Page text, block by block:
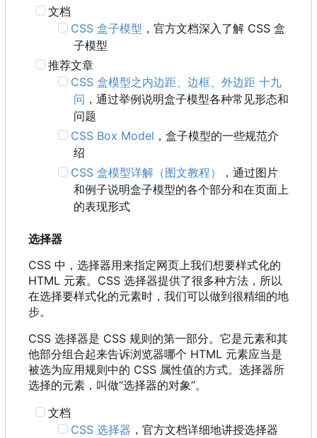
文档
CSS 盒子模型 ，官方文档深入了解 CSS 盒
子模型
推荐文章
CSS 盒模型之内边距、边框、外边距 十九
问 ，通过举例说明盒子模型各种常见形态和
问题
CSS Box Model ，盒子模型的一些规范介
绍
CSS 盒模型详解（图文教程）
，通过图片
和例子说明盒子模型的各个部分和在页面上
的表现形式
选择器
CSS 中，选择器用来指定网页上我们想要样式化的
HTML 元素。CSS 选择器提供了很多种方法，所以
在选择要样式化的元素时，我们可以做到很精细的地
步。
CSS 选择器是 CSS 规则的第一部分。它是元素和其
他部分组合起来告诉浏览器哪个 HTML 元素应当是
被选为应用规则中的 CSS 属性值的方式。选择器所
选择的元素，叫做“选择器的对象”。
文档
CSS 选择器 ，官方文档详细地讲授选择器